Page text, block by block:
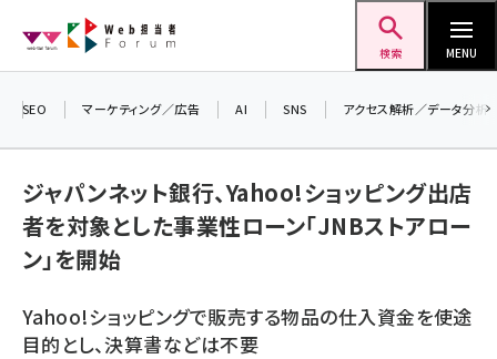
ン
検索 MENU
seo (3532)
youtube (2441)
SEO マーケティング／広告 AI SNS アクセス解析／データ分析
ジャパンネット銀行、Yahoo!ショッピング出店
者を対象とした事業性ローン「JNBストアロー
ン」を開始
Yahoo!ショッピングで販売する物品の仕入資金を使途
目的とし、決算書などは不要
る